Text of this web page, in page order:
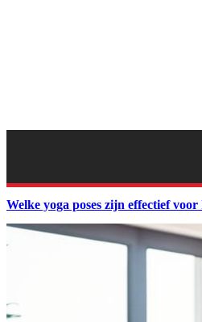
Welke yoga poses zijn effectief